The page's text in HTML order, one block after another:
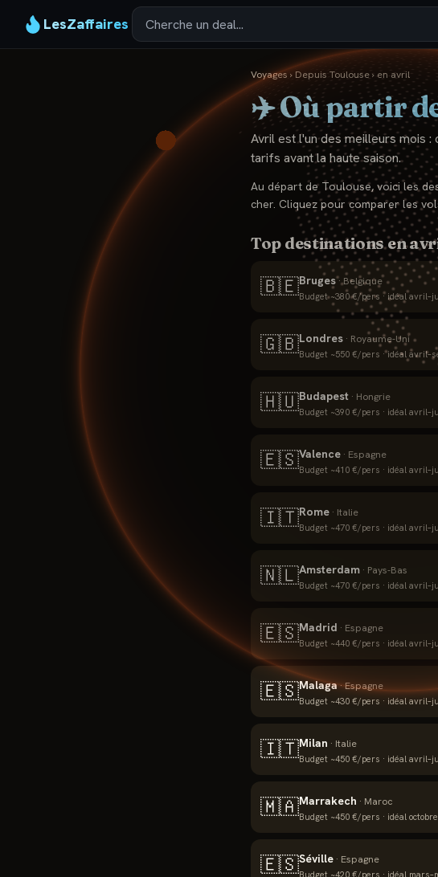
LesZaffaires
Voyages› Depuis Toulouse› en avril
✈️ Où partir
Avril est l'un des meilleurs mois
tarifs avant la haute saison.
Au départ de Toulouse, voici les
cher. Cliquez pour comparer les
Top destinations en
🇧🇪Bruges·Belgique
Budget ~380€/pers · idéal
🇬🇧Londres · Royaume-Uni
Budget ~550 €/pers · idéal
🇭🇺Budapest · Hongrie
Budget ~390 €/pers · idéal
🇪🇸Valence · Espagne
Budget ~410 €/pers · idéal
🇮🇹Rome · Italie
Budget ~470 €/pers · idéal
🇳🇱Amsterdam · Pays-Bas
Budget ~470 €/pers · idéal
🇪🇸Madrid · Espagne
Budget ~440 €/pers · idéal
🇪🇸Malaga·Espagne
Budget ~430 €/pers · idéal
🇮🇹Milan · Italie
Budget ~450 €/pers · idéal
🇲🇦Marrakech · Maroc
Budget ~450 €/pers · idéal
🇪🇸Séville · Espagne
Budget ~420 €/pers · idéal